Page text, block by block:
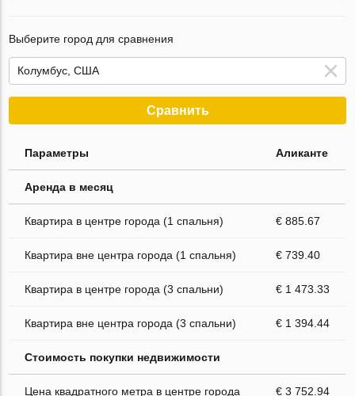
Выберите город для сравнения
Сравнить
Параметры Аликанте
Аренда в месяц
Квартира в центре города (1 спальня) € 885.67
Квартира вне центра города (1 спальня) € 739.40
Квартира в центре города (3 спальни) € 1 473.33
Квартира вне центра города (3 спальни) € 1 394.44
Стоимость покупки недвижимости
Цена квадратного метра в центре города € 3 752.94